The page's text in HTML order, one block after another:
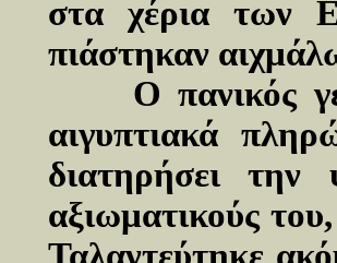
στα χέρια των
πιάστηκαν
Ο πανικός
αιγυπτιακά
διατηρήσει την
αξιωματικούς